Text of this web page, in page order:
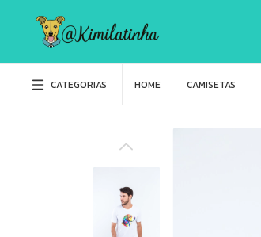
CATEGORIAS HOME CAMISETAS